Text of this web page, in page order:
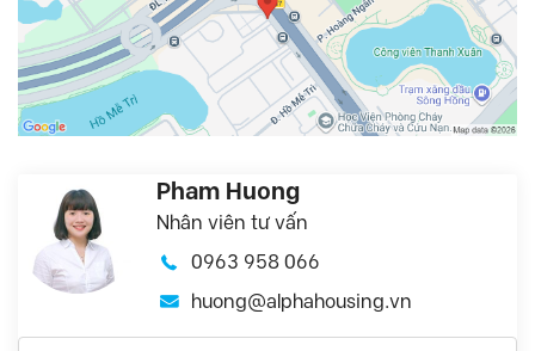
Pham Huong
Nhân viên tư vấn
0963 958 066
huong@alphahousing.vn